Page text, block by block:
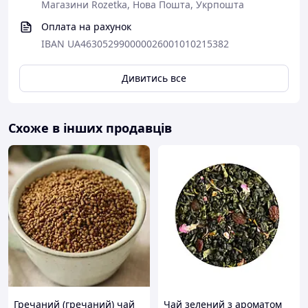
Магазини Rozetka, Нова Пошта, Укрпошта
Оплата на рахунок
IBAN UA463052990000026001010215382
Дивитись все
Схоже в інших продавців
Гречаний (гречаний) чай Чай зелений з ароматом